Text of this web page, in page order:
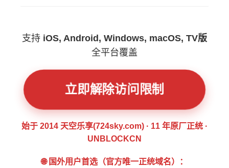
支持 iOS, Android, Windows, macOS, TV版
全平台覆盖
立即解除访问限制
始于 2014 天空乐享(724sky.com) · 11 年原厂正统 ·
UNBLOCKCN
🌐 国外用户首选（官方唯一正统域名）：